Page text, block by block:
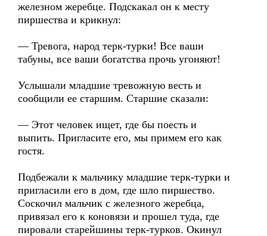
железном жеребце. Подскакал он к месту
пиршества и крикнул:
— Тревога, народ терк-турки! Все ваши
табуны, все ваши богатства прочь угоняют!
Услышали младшие тревожную весть и
сообщили ее старшим. Старшие сказали:
— Этот человек ищет, где бы поесть и
выпить. Пригласите его, мы примем его как
гостя.
Подбежали к мальчику младшие терк-турки и
пригласили его в дом, где шло пиршество.
Соскочил мальчик с железного жеребца,
привязал его к коновязи и прошел туда, где
пировали старейшины терк-турков. Окинул